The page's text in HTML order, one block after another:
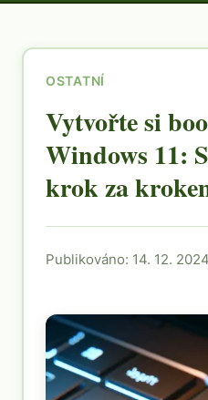
OSTATNÍ
Vytvořte si
Windows 11:
krok za
Publikováno: 14. 12. 2024